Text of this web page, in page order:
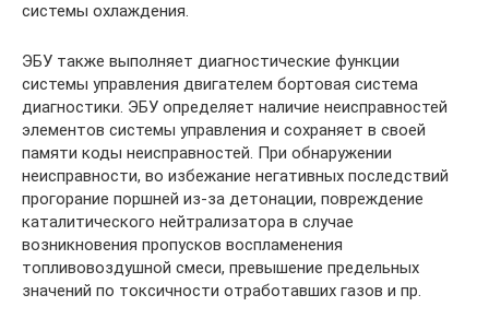
системы охлаждения.
ЭБУ также выполняет диагностические функции
системы управления двигателем бортовая система
диагностики. ЭБУ определяет наличие неисправностей
элементов системы управления и сохраняет в своей
памяти коды неисправностей. При обнаружении
неисправности, во избежание негативных последствий
прогорание поршней из-за детонации, повреждение
каталитического нейтрализатора в случае
возникновения пропусков воспламенения
топливовоздушной смеси, превышение предельных
значений по токсичности отработавших газов и пр.